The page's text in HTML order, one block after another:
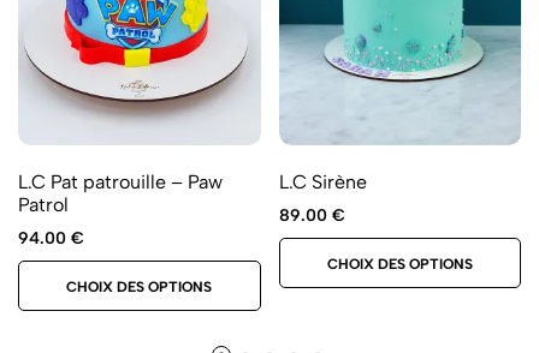
L.C Pat patrouille – Paw
Patrol
94.00 €
CHOIX DES OPTIONS
L.C Sirène
89.00 €
CHOIX DES OPTIONS